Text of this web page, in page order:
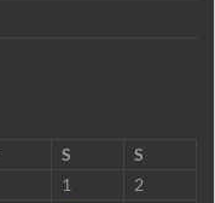
S
S
1
2